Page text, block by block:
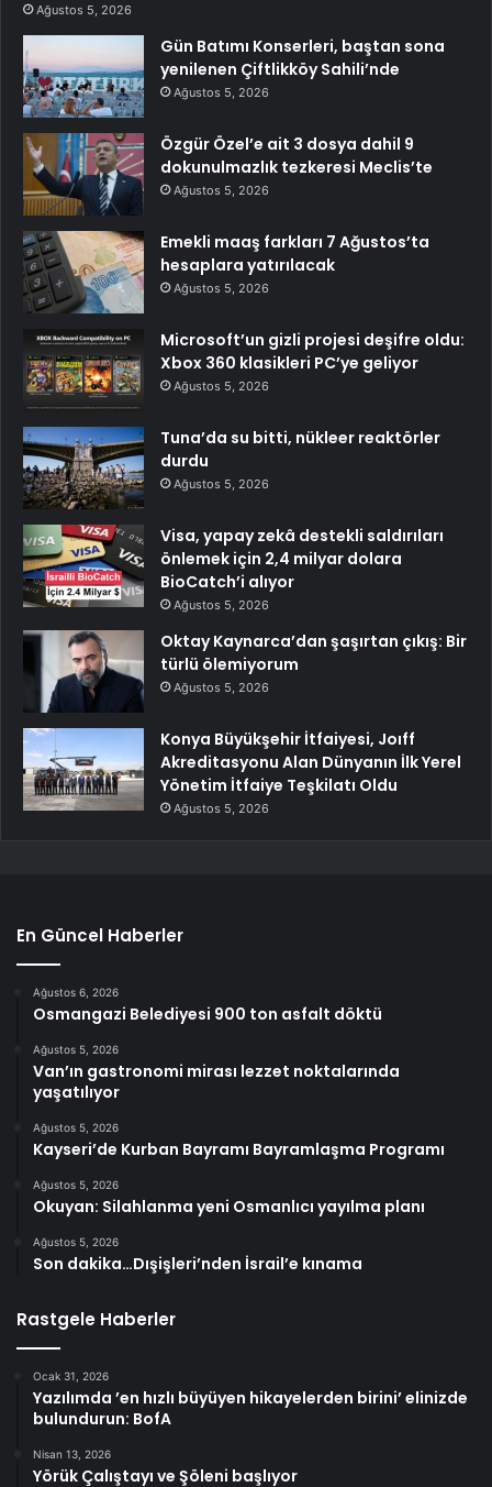
Ağustos 5, 2026
Gün Batımı Konserleri, baştan sona
yenilenen Çiftlikköy Sahili’nde
Ağustos 5, 2026
Özgür Özel’e ait 3 dosya dahil 9
dokunulmazlık tezkeresi Meclis’te
Ağustos 5, 2026
Emekli maaş farkları 7 Ağustos’ta
hesaplara yatırılacak
Ağustos 5, 2026
Microsoft’un gizli projesi deşifre oldu:
Xbox 360 klasikleri PC’ye geliyor
Ağustos 5, 2026
Tuna’da su bitti, nükleer reaktörler
durdu
Ağustos 5, 2026
Visa, yapay zekâ destekli saldırıları
önlemek için 2,4 milyar dolara
BioCatch’i alıyor
Ağustos 5, 2026
Oktay Kaynarca’dan şaşırtan çıkış: Bir
türlü ölemiyorum
Ağustos 5, 2026
Konya Büyükşehir İtfaiyesi, Joıff
Akreditasyonu Alan Dünyanın İlk Yerel
Yönetim İtfaiye Teşkilatı Oldu
Ağustos 5, 2026
En Güncel Haberler
Ağustos 6, 2026
Osmangazi Belediyesi 900 ton asfalt döktü
Ağustos 5, 2026
Van’ın gastronomi mirası lezzet noktalarında
yaşatılıyor
Ağustos 5, 2026
Kayseri’de Kurban Bayramı Bayramlaşma Programı
Ağustos 5, 2026
Okuyan: Silahlanma yeni Osmanlıcı yayılma planı
Ağustos 5, 2026
Son dakika…Dışişleri’nden İsrail’e kınama
Rastgele Haberler
Ocak 31, 2026
Yazılımda ’en hızlı büyüyen hikayelerden birini’ elinizde
bulundurun: BofA
Nisan 13, 2026
Yörük Çalıştayı ve Şöleni başlıyor